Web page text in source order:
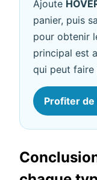
Ajoute
panier, puis
pour obtenir
principal est
qui peut faire
Profiter de